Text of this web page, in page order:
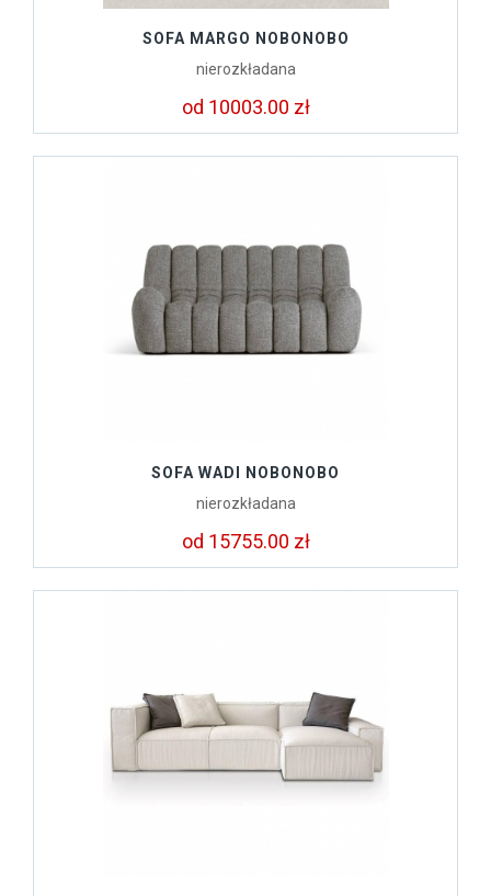
SOFA MARGO NOBONOBO
nierozkładana
od 10003.00 zł
SOFA WADI NOBONOBO
nierozkładana
od 15755.00 zł